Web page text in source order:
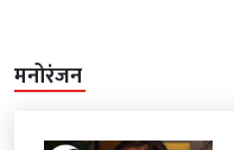
मनोरंजन